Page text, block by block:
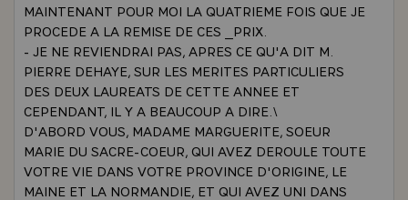
MAINTENANT POUR MOI LA QUATRIEME FOIS QUE JE
PROCEDE A LA REMISE DE CES _PRIX.
- JE NE REVIENDRAI PAS, APRES CE QU'A DIT M.
PIERRE DEHAYE, SUR LES MERITES PARTICULIERS
DES DEUX LAUREATS DE CETTE ANNEE ET
CEPENDANT, IL Y A BEAUCOUP A DIRE.\
D'ABORD VOUS, MADAME MARGUERITE, SOEUR
MARIE DU SACRE-COEUR, QUI AVEZ DEROULE TOUTE
VOTRE VIE DANS VOTRE PROVINCE D'ORIGINE, LE
MAINE ET LA NORMANDIE, ET QUI AVEZ UNI DANS